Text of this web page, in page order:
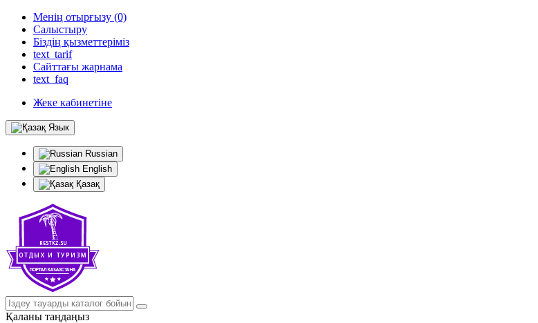
Менің отырғызу (0)
Салыстыру
Біздің қызметтеріміз
text_tarif
Сайттағы жарнама
text_faq
Жеке кабинетіне
Язык
Russian
English
Қазақ
Қаланы таңдаңыз